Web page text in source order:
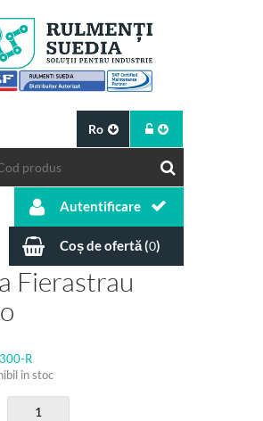
Ro
Autentificare
Coș de ofertă (0)
Fierastrau
R
in stoc